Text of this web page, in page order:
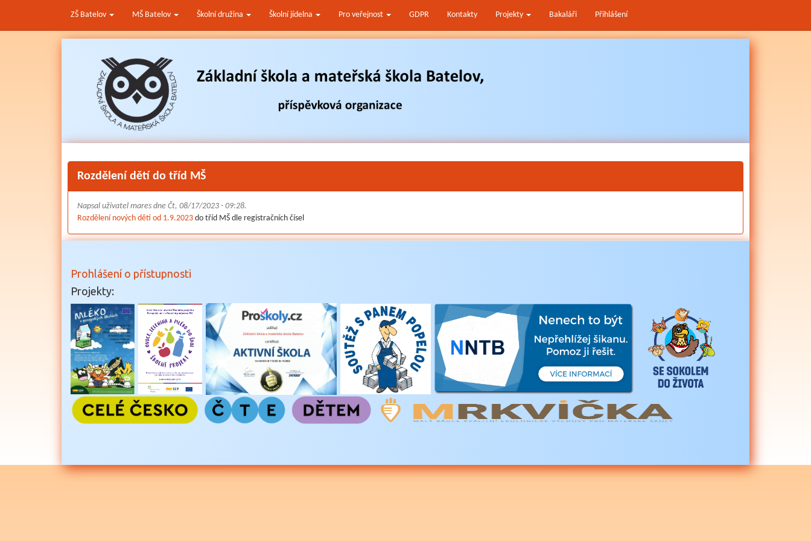
ZŠ Batelov MŠ Batelov Školní družina Školní jídelna Pro veřejnost GDPR Kontakty Projekty Bakaláři Přihlášení
Rozdělení dětí do tříd MŠ
Napsal uživatel mares dne Čt, 08/17/2023 - 09:28.
Rozdělení nových dětí od 1.9.2023 do tříd MŠ dle registračních čísel
Prohlášení o přístupnosti
Projekty: